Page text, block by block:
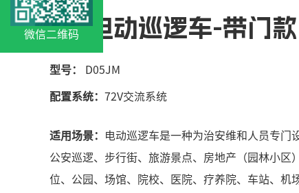
5座电动巡逻车-带门款
型号： D05JM
配置系统： 72V交流系统
适用场景：
电动巡逻车是一种为治安维和人员专门
公安巡逻、步行街、旅游景点、房地产（园林小区
位、公园、场馆、院校、医院、疗养院、车站、机
微信二维码